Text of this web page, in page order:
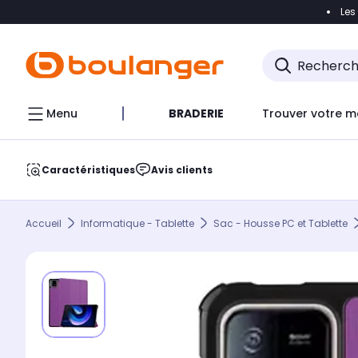
Accéder
Menu BRADERIE Trouver votre
Caractéristiques Avis clients
Accueil Informatique - Tablette Sac - Housse PC et Tablette